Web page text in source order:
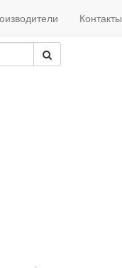
Контакты